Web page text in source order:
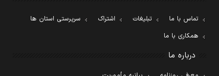
تماس با ما تبلیغات اشتراک
سرپرستی استان ها
همکاری با ما
درباره ما